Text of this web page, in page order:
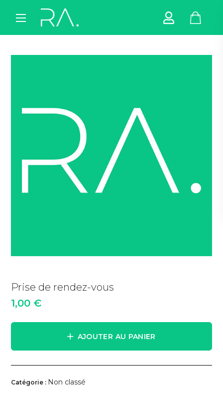
Prise de rendez-vous
1,00 €
AJOUTER AU PANIER
Catégorie : Non classé